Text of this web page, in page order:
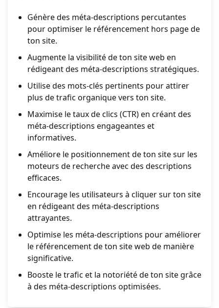
Génère des méta-descriptions percutantes
pour optimiser le référencement hors page de
ton site.
Augmente la visibilité de ton site web en
rédigeant des méta-descriptions stratégiques.
Utilise des mots-clés pertinents pour attirer
plus de trafic organique vers ton site.
Maximise le taux de clics (CTR) en créant des
méta-descriptions engageantes et
informatives.
Améliore le positionnement de ton site sur les
moteurs de recherche avec des descriptions
efficaces.
Encourage les utilisateurs à cliquer sur ton site
en rédigeant des méta-descriptions
attrayantes.
Optimise les méta-descriptions pour améliorer
le référencement de ton site web de manière
significative.
Booste le trafic et la notoriété de ton site grâce
à des méta-descriptions optimisées.